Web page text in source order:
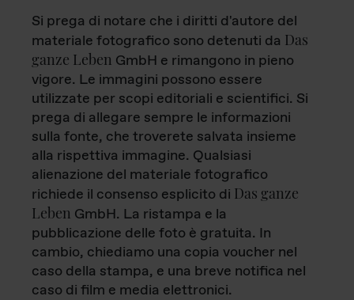
Si prega di notare che i diritti d'autore del
materiale fotografico sono detenuti da Das
ganze Leben GmbH e rimangono in pieno
vigore. Le immagini possono essere
utilizzate per scopi editoriali e scientifici. Si
prega di allegare sempre le informazioni
sulla fonte, che troverete salvata insieme
alla rispettiva immagine. Qualsiasi
alienazione del materiale fotografico
richiede il consenso esplicito di Das ganze
Leben GmbH. La ristampa e la
pubblicazione delle foto è gratuita. In
cambio, chiediamo una copia voucher nel
caso della stampa, e una breve notifica nel
caso di film e media elettronici.